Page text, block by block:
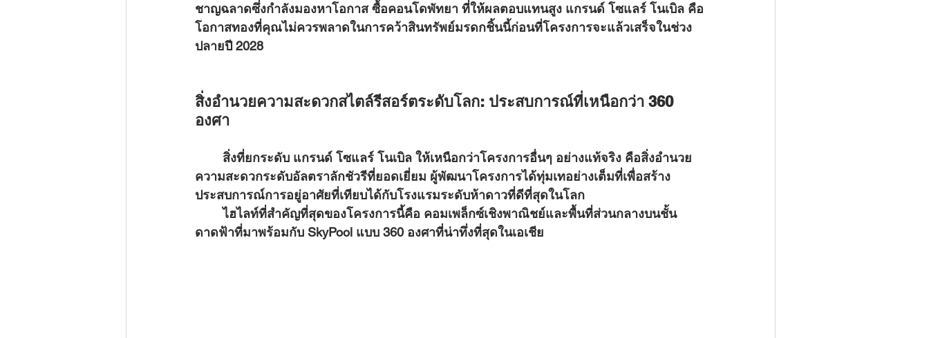
ชาญฉลาดซึ่งกำลังมองหาโอกาส ซื้อคอนโดพัทยา ที่ให้ผลตอบแทนสูง แกรนด์ โซแลร์ โนเบิล คือ
โอกาสทองที่คุณไม่ควรพลาดในการคว้าสินทรัพย์มรดกชิ้นนี้ก่อนที่โครงการจะแล้วเสร็จในช่วง
ปลายปี 2028
สิ่งอำนวยความสะดวกสไตล์รีสอร์ตระดับโลก: ประสบการณ์ที่เหนือกว่า 360
องศา
ความสะดวกระดับอัลตราลักชัวรีที่ยอดเยี่ยม ผู้พัฒนาโครงการได้ทุ่มเทอย่างเต็มที่เพื่อสร้าง
ประสบการณ์การอยู่อาศัยที่เทียบได้กับโรงแรมระดับห้าดาวที่ดีที่สุดในโลก
	ไฮไลท์ที่สำคัญที่สุดของโครงการนี้คือ คอมเพล็กซ์เชิงพาณิชย์และพื้นที่ส่วนกลางบนชั้น
ดาดฟ้าที่มาพร้อมกับ SkyPool แบบ 360 องศาที่น่าทึ่งที่สุดในเอเชีย